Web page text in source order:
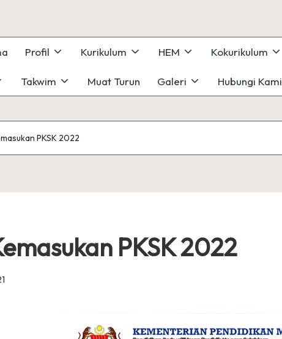
Profil Kurikulum HEM Kokurikulum
Takwim Muat Turun Galeri Hubungi Kami
PKSK 2022
PKSK 2022